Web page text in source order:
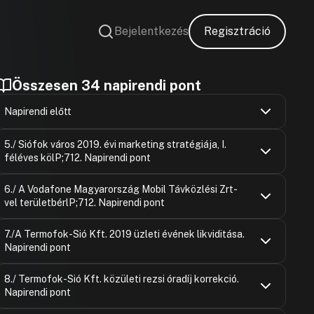
Bejelentkezés Regisztráció
Összesen 34 napirendi pont
Napirendi előtt
Mezőfi
Csorba Ottó
5./ Siófok város 2019. évi marketing stratégiája, I.
féléves kölP;712. Napirendi pont
Mezőfi
Csorba Ottó
Felszólaló
6./ A Vodafone Magyarország Mobil Távközlési Zrt-
vel területbérlP;712. Napirendi pont
Csorba Ottó
7./A Termofok-Sió Kft. 2019 üzleti évének likviditása.
Napirendi pont
Csorba Ottó
Felszólaló
8./ Termofok-Sió Kft. közületi rezsi óradíj korrekció.
Napirendi pont